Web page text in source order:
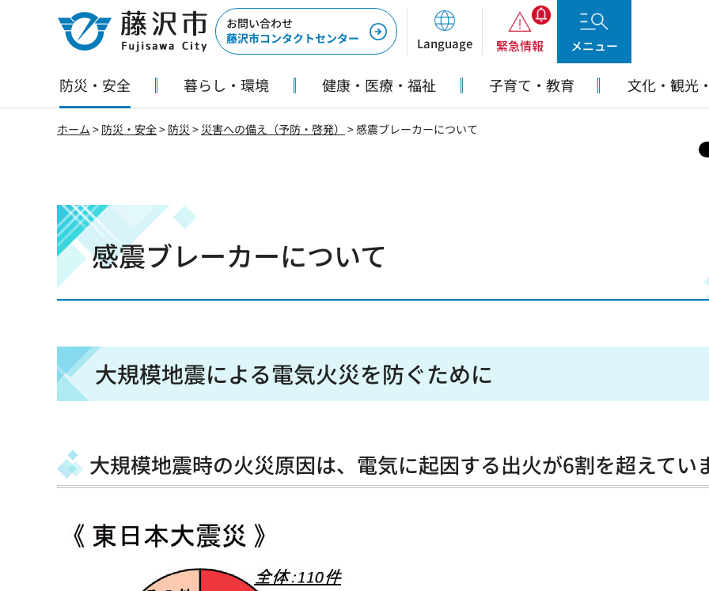
藤沢市
お問い合わせ
藤沢市コンタクトセンター
Language 緊急情報 メニュー
防災・安全 暮らし・環境 健康・医療・福祉 子育て・教育 文化・観光
ホーム > 防災・安全> 防災 > 災害への備え（予防・啓発） > 感震ブレーカーについて
感震ブレーカーについて
大規模地震による電気火災を防ぐために
大規模地震時の火災原因は、電気に起因する出火が6割を超えてい